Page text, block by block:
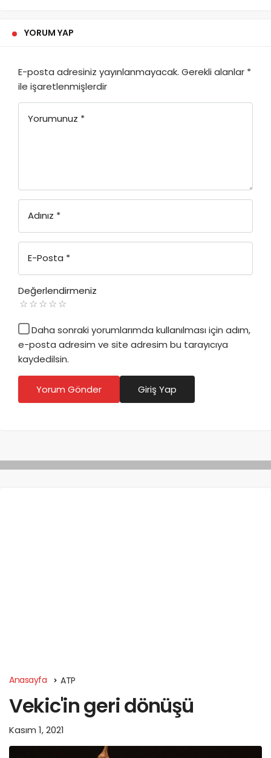
YORUM YAP
E-posta adresiniz yayınlanmayacak. Gerekli alanlar *
ile işaretlenmişlerdir
Yorumunuz *
Adınız *
E-Posta *
Değerlendirmeniz
Daha sonraki yorumlarımda kullanılması için adım,
e-posta adresim ve site adresim bu tarayıcıya
kaydedilsin.
Yorum Gönder Giriş Yap
Anasayfa ATP
Vekic'in geri dönüşü
Kasım 1, 2021